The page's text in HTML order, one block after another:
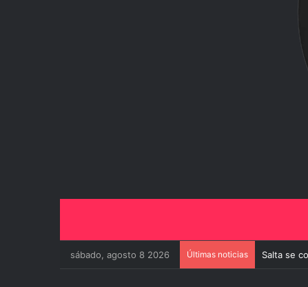
sábado, agosto 8 2026 Últimas noticias Salta se